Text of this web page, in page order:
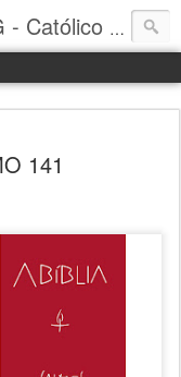
Caê Texugueiro, Florestal/MG - Católico Praticante
141